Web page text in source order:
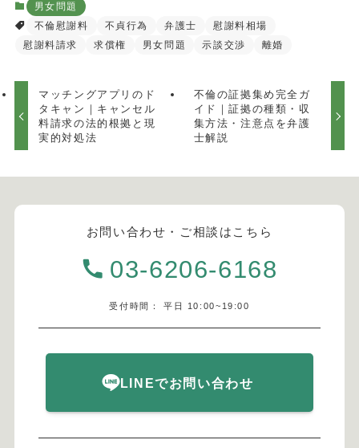
男女問題
不倫慰謝料
不貞行為 弁護士
慰謝料相場
慰謝料請求
求償権 男女問題 示談交渉 離婚
マッチングアプリのド
タキャン｜キャンセル
料請求の法的根拠と現
実的対処法
不倫の証拠集め完全ガ
イド｜証拠の種類・収
集方法・注意点を弁護
士解説
お問い合わせ・ご相談はこちら
03-6206-6168
受付時間： 平日 10:00~19:00
LINEでお問い合わせ